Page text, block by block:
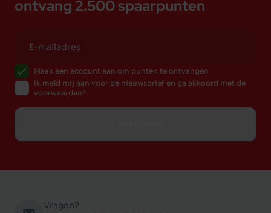
ontvang 2.500 spaarpunten
Maak een account aan om punten te ontvangen
Ik meld mij aan voor de nieuwsbrief en ga akkoord met de
voorwaarden
Vragen?